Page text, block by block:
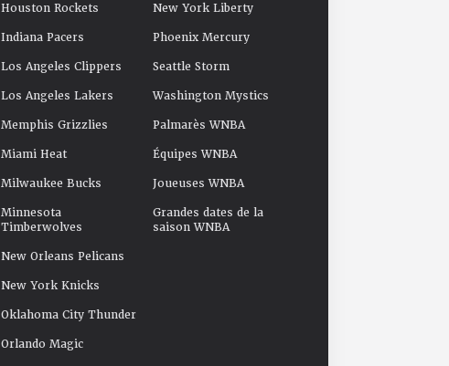
Houston Rockets
Indiana Pacers
Los Angeles Clippers
Los Angeles Lakers
Memphis Grizzlies
Miami Heat
Milwaukee Bucks
Minnesota
Timberwolves
New Orleans Pelicans
New York Knicks
Oklahoma City Thunder
Orlando Magic
New York Liberty
Phoenix Mercury
Seattle Storm
Washington Mystics
Palmarès WNBA
Équipes WNBA
Joueuses WNBA
Grandes dates de la
saison WNBA